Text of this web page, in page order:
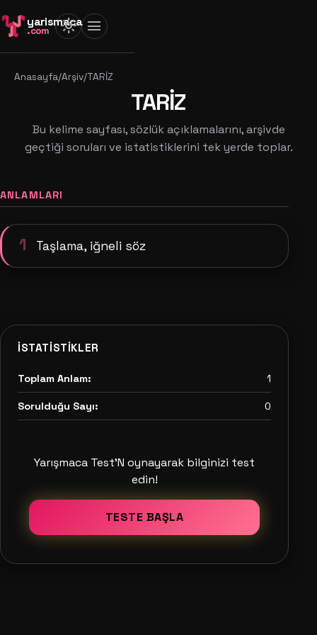
yarismaca
.com light_mode menu
Anasayfa/Arşiv/TARİZ
TARİZ
Bu kelime sayfası, sözlük açıklamalarını, arşivde
geçtiği soruları ve istatistiklerini tek yerde toplar.
ANLAMLARI
1 Taşlama, iğneli söz
İSTATISTIKLER
Toplam Anlam: 1
Sorulduğu Sayı: 0
Yarışmaca Test'N oynayarak bilginizi test
edin!
TESTE BAŞLA